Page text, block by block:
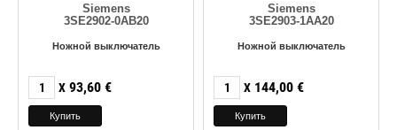
Siemens
3SE2902-0AB20
Ножной выключатель
X 93,60 €
Siemens
3SE2903-1AA20
Ножной выключатель
X 144,00 €